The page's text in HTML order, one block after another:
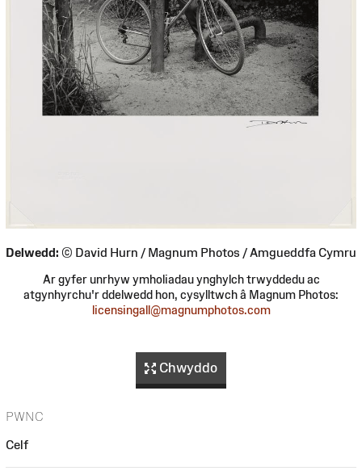
Delwedd: © David Hurn / Magnum Photos / Amgueddfa Cymru
Ar gyfer unrhyw ymholiadau ynghylch trwyddedu ac
atgynhyrchu'r ddelwedd hon, cysylltwch â Magnum Photos:
licensingall@magnumphotos.com
Chwyddo
PWNC
Celf